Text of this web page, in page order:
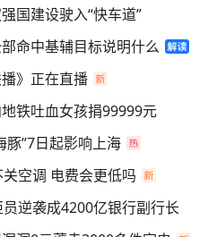
国建设驶入“快车道”
命中基辅目标说明什么
播》正在直播
铁吐血女孩捐99999元
豚”7日起影响上海
空调 电费会更低吗
逆袭成4200亿银行副行长